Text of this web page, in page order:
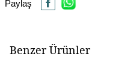
Paylaş
Benzer Ürünler